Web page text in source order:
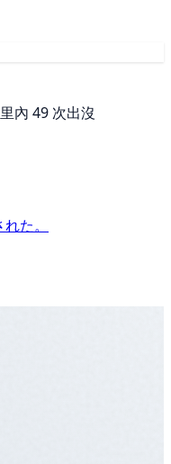
內 49 次出沒
た。